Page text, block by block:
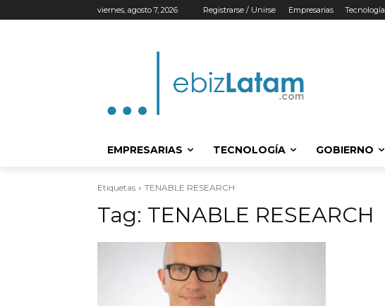
viernes, agosto 7, 2026 Registrarse / Unirse Empresarias Tecnología
EMPRESARIAS TECNOLOGÍA GOBIERNO
Etiquetas TENABLE RESEARCH
Tag: TENABLE RESEARCH